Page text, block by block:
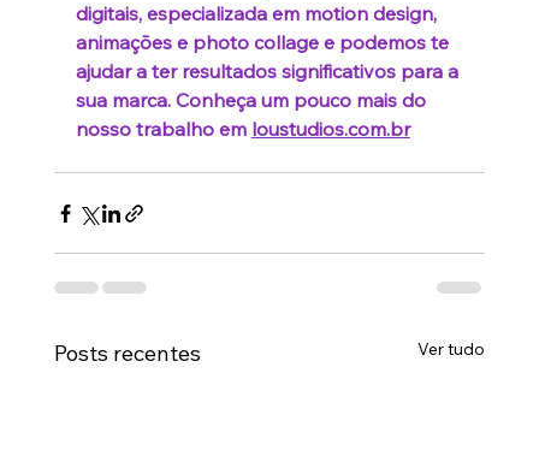
digitais, especializada em motion design,
animações e photo collage e podemos te
ajudar a ter resultados significativos para a
sua marca. Conheça um pouco mais do
nosso trabalho em loustudios.com.br
Posts recentes Ver tudo